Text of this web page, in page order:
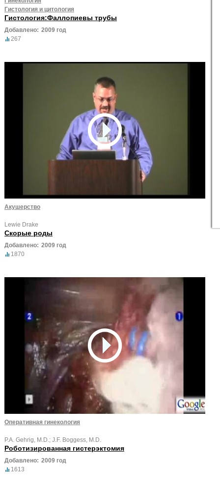
Гистология и цитология
Гистология:Фаллопиевы трубы
Добавлено: 2009 год
267
Акушерство
Lewie Drake
Скорые роды
Добавлено: 2009 год
1870
Оперативная гинекология
P.A. Gehrig, M.D.; J.F. Boggess, M.D.
Роботизированная гистерэктомия
Добавлено: 2009 год
1613